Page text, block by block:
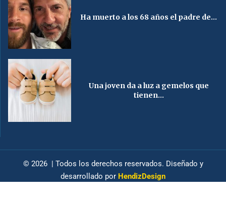
Ha muerto a los 68 años el padre de...
Una joven da a luz a gemelos que
tienen...
© 2026 | Todos los derechos reservados. Diseñado y
desarrollado por HendizDesign